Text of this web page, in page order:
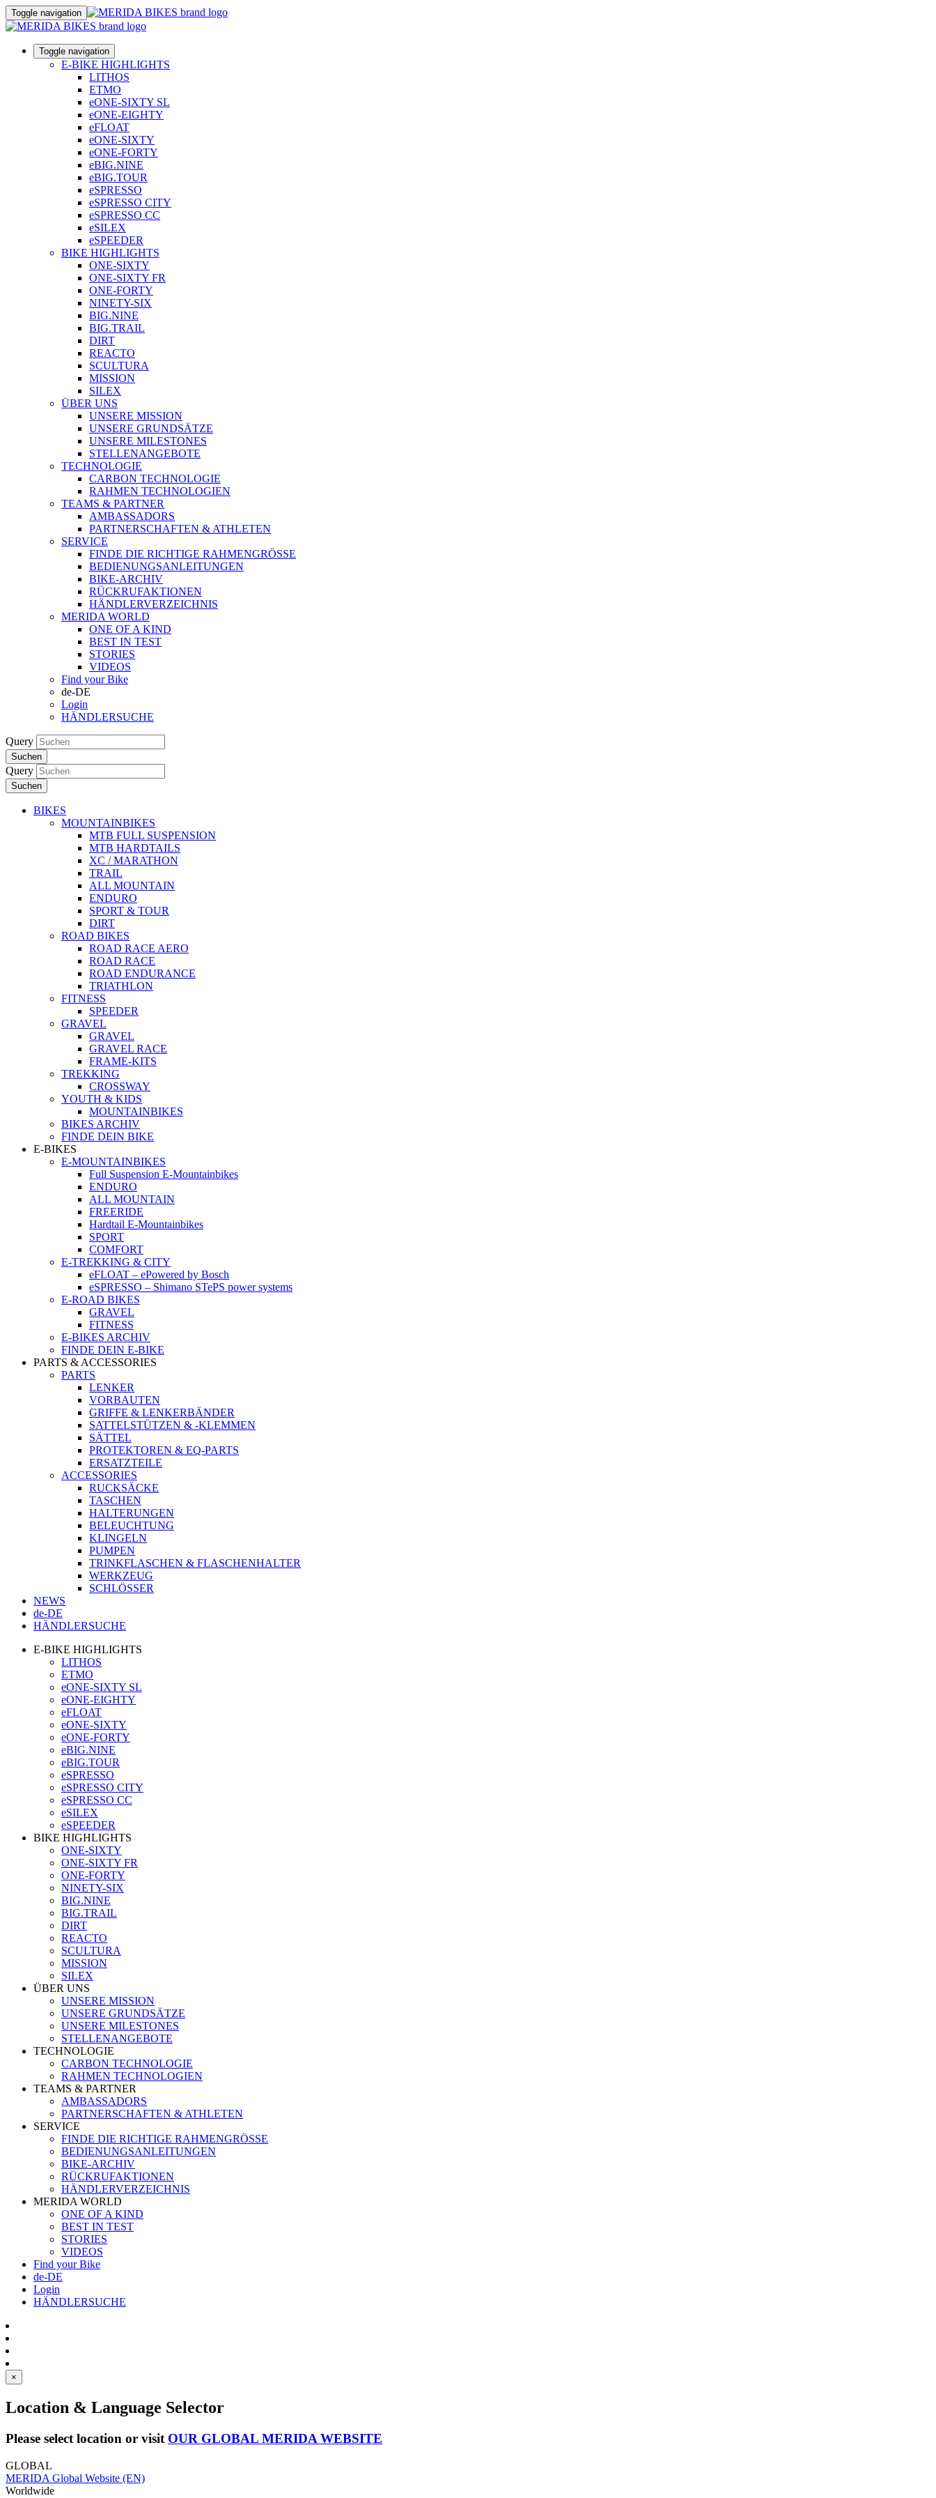
Toggle navigation
Toggle navigation
E-BIKE HIGHLIGHTS
LITHOS
ETMO
eONE-SIXTY SL
eONE-EIGHTY
eFLOAT
eONE-SIXTY
eONE-FORTY
eBIG.NINE
eBIG.TOUR
eSPRESSO
eSPRESSO CITY
eSPRESSO CC
eSILEX
eSPEEDER
BIKE HIGHLIGHTS
ONE-SIXTY
ONE-SIXTY FR
ONE-FORTY
NINETY-SIX
BIG.NINE
BIG.TRAIL
DIRT
REACTO
SCULTURA
MISSION
SILEX
ÜBER UNS
UNSERE MISSION
UNSERE GRUNDSÄTZE
UNSERE MILESTONES
STELLENANGEBOTE
TECHNOLOGIE
CARBON TECHNOLOGIE
RAHMEN TECHNOLOGIEN
TEAMS & PARTNER
AMBASSADORS
PARTNERSCHAFTEN & ATHLETEN
SERVICE
FINDE DIE RICHTIGE RAHMENGRÖSSE
BEDIENUNGSANLEITUNGEN
BIKE-ARCHIV
RÜCKRUFAKTIONEN
HÄNDLERVERZEICHNIS
MERIDA WORLD
ONE OF A KIND
BEST IN TEST
STORIES
VIDEOS
Find your Bike
de-DE
Login
HÄNDLERSUCHE
Query
Suchen
Query
Suchen
BIKES
MOUNTAINBIKES
MTB FULL SUSPENSION
MTB HARDTAILS
XC / MARATHON
TRAIL
ALL MOUNTAIN
ENDURO
SPORT & TOUR
DIRT
ROAD BIKES
ROAD RACE AERO
ROAD RACE
ROAD ENDURANCE
TRIATHLON
FITNESS
SPEEDER
GRAVEL
GRAVEL
GRAVEL RACE
FRAME-KITS
TREKKING
CROSSWAY
YOUTH & KIDS
MOUNTAINBIKES
BIKES ARCHIV
FINDE DEIN BIKE
E-BIKES
E-MOUNTAINBIKES
Full Suspension E-Mountainbikes
ENDURO
ALL MOUNTAIN
FREERIDE
Hardtail E-Mountainbikes
SPORT
COMFORT
E-TREKKING & CITY
eFLOAT – ePowered by Bosch
eSPRESSO – Shimano STePS power systems
E-ROAD BIKES
GRAVEL
FITNESS
E-BIKES ARCHIV
FINDE DEIN E-BIKE
PARTS & ACCESSORIES
PARTS
LENKER
VORBAUTEN
GRIFFE & LENKERBÄNDER
SATTELSTÜTZEN & -KLEMMEN
SÄTTEL
PROTEKTOREN & EQ-PARTS
ERSATZTEILE
ACCESSORIES
RUCKSÄCKE
TASCHEN
HALTERUNGEN
BELEUCHTUNG
KLINGELN
PUMPEN
TRINKFLASCHEN & FLASCHENHALTER
WERKZEUG
SCHLÖSSER
NEWS
de-DE
HÄNDLERSUCHE
E-BIKE HIGHLIGHTS
LITHOS
ETMO
eONE-SIXTY SL
eONE-EIGHTY
eFLOAT
eONE-SIXTY
eONE-FORTY
eBIG.NINE
eBIG.TOUR
eSPRESSO
eSPRESSO CITY
eSPRESSO CC
eSILEX
eSPEEDER
BIKE HIGHLIGHTS
ONE-SIXTY
ONE-SIXTY FR
ONE-FORTY
NINETY-SIX
BIG.NINE
BIG.TRAIL
DIRT
REACTO
SCULTURA
MISSION
SILEX
ÜBER UNS
UNSERE MISSION
UNSERE GRUNDSÄTZE
UNSERE MILESTONES
STELLENANGEBOTE
TECHNOLOGIE
CARBON TECHNOLOGIE
RAHMEN TECHNOLOGIEN
TEAMS & PARTNER
AMBASSADORS
PARTNERSCHAFTEN & ATHLETEN
SERVICE
FINDE DIE RICHTIGE RAHMENGRÖSSE
BEDIENUNGSANLEITUNGEN
BIKE-ARCHIV
RÜCKRUFAKTIONEN
HÄNDLERVERZEICHNIS
MERIDA WORLD
ONE OF A KIND
BEST IN TEST
STORIES
VIDEOS
Find your Bike
de-DE
Login
HÄNDLERSUCHE
×
Location & Language Selector
Please select location or visit OUR GLOBAL MERIDA WEBSITE
GLOBAL
MERIDA Global Website (EN)
Worldwide